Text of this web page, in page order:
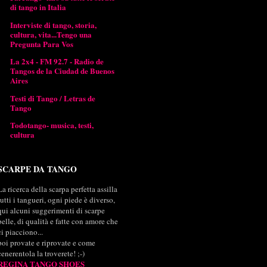
di tango in Italia
Interviste di tango, storia,
cultura, vita...Tengo una
Pregunta Para Vos
La 2x4 - FM 92.7 - Radio de
Tangos de la Ciudad de Buenos
Aires
Testi di Tango / Letras de
Tango
Todotango- musica, testi,
cultura
DA TANGO
ricerca della scarpa perfetta assilla
i tangueri, ogni piede è diverso,
alcuni suggerimenti di scarpe
di qualità e fatte con amore che
piacciono...
provate e riprovate e come
la troverete! ;-)
TANGO SHOES